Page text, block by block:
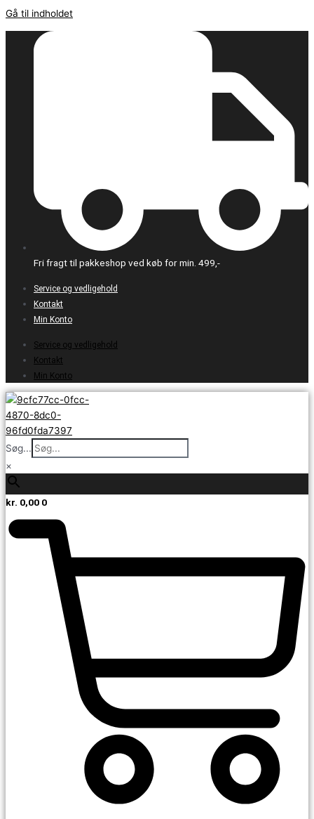
Gå til indholdet
Fri fragt til pakkeshop ved køb for min. 499,-
Service og vedligehold
Kontakt
Min Konto
Service og vedligehold
Kontakt
Min Konto
Søg...
×
kr. 0,00 0